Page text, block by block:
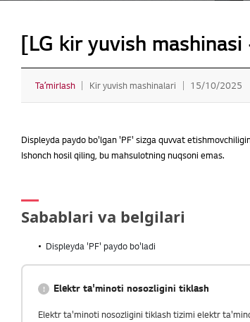
[LG kir yuvish
Taʼmirlash Kir yuvish mashinalari 15/10/2025
Displeyda paydo bo'lgan 'PF' sizga quvvat
Ishonch hosil qiling, bu mahsulotning nuqsoni emas.
Sabablari va belgilari
Displeyda 'PF' paydo bo'ladi
Elektr ta'minoti nosozligini tiklash
Elektr ta'minoti nosozligini tiklash tizimi elektr